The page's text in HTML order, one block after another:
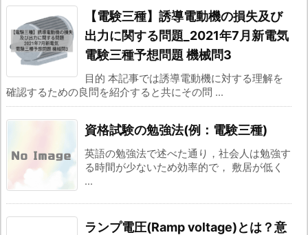
【電験三種】誘導電動機の損失及び
出力に関する問題_2021年7月新電気
電験三種予想問題 機械問3
目的 本記事では誘導電動機に対する理解を
確認するための良問を紹介すると共にその問 ...
資格試験の勉強法(例：電験三種)
英語の勉強法で述べた通り，社会人は勉強す
る時間が少ないため効率的で， 敷居が低く
...
ランプ電圧(Ramp voltage)とは？意